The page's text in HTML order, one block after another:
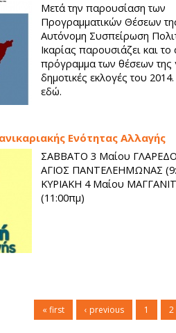
Μετά την παρουσίαση των
Προγραμματικών Θέσεων
Αυτόνομη Συσπείρωση
Ικαρίας παρουσιάζει και το
πρόγραμμα των θέσεων της
δημοτικές εκλογές του 2014.
εδώ.
Ενότητας Αλλαγής
ΣΑΒΒΑΤΟ 3 Μαίου
ΑΓΙΟΣ ΠΑΝΤΕΛΕΗΜΩΝΑΣ
ΚΥΡΙΑΚΗ 4 Μαίου
(11:00πμ)
« first ‹ previous 1 2